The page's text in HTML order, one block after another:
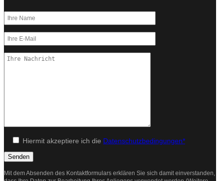
Hiermit akzeptiere ich die Datenschutzbedingungen*
Mit dem Absenden des Kontaktformulars erklären Sie sich damit einverstanden,